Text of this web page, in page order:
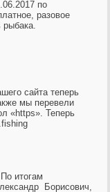
по
разовое
сайта теперь
мы перевели
«https». Теперь
итогам
Борисович,